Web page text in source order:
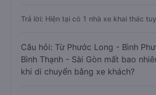
Trả lời: Hiện tại có 1 nhà xe khai thác
Câu hỏi: Từ Phước Long - Bình
Bình Thạnh - Sài Gòn mất bao
khi di chuyển bằng xe khách?